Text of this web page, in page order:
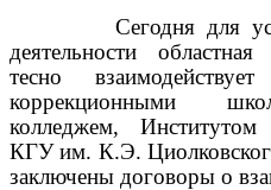
Сегодня для
деятельности
тесно
коррекционными
колледжем,
КГУ им. К.Э.
заключены договоры о